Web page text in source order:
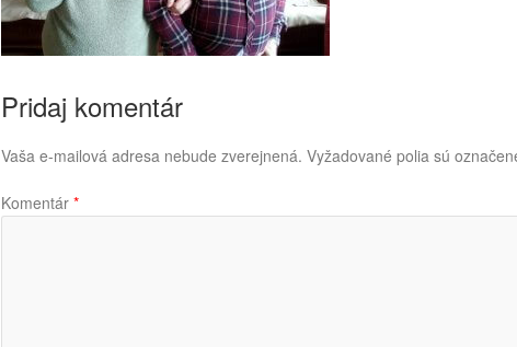
Pridaj komentár
Vaša e-mailová adresa nebude zverejnená. Vyžadované polia sú
Komentár *